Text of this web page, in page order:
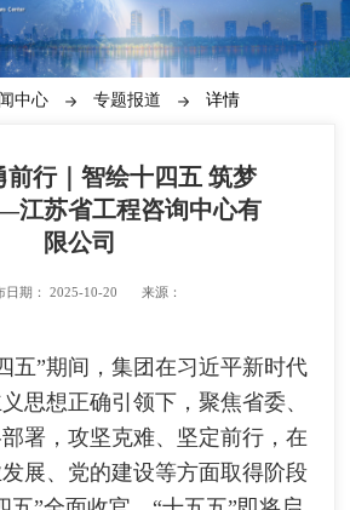
中心 专题报道 详情
前行｜智绘十四五 筑梦
苏省工程咨询中心有
限公司
日期： 2025-10-20 来源：
”期间，集团在习近平新时代
思想正确引领下，聚焦省委、
署，攻坚克难、坚定前行，在
展、党的建设等方面取得阶段